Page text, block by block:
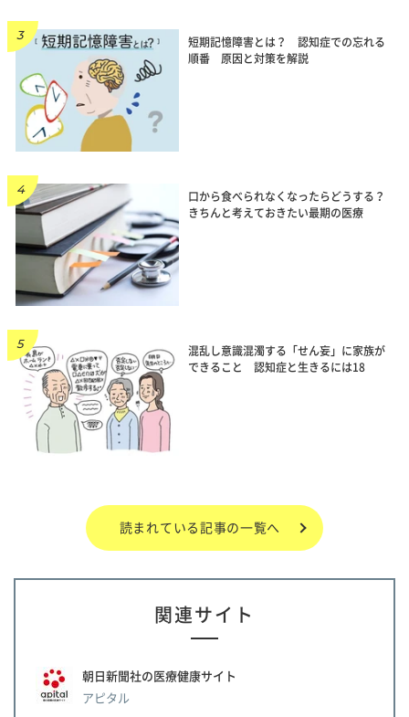
短期記憶障害とは？ 認知症での忘れる
順番 原因と対策を解説
口から食べられなくなったらどうする？
きちんと考えておきたい最期の医療
混乱し意識混濁する「せん妄」に家族が
できること 認知症と生きるには18
読まれている記事の一覧へ
関連サイト
朝日新聞社の医療健康サイト
アピタル